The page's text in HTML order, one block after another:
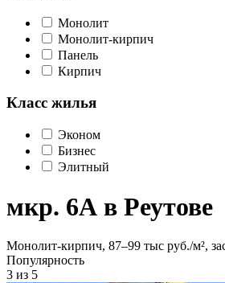
Монолит
Монолит-кирпич
Панель
Кирпич
Класс жилья
Эконом
Бизнес
Элитный
мкр. 6А в Реутове
Монолит-кирпич, 87‒99 тыс руб./м²,
Популярность
3 из 5